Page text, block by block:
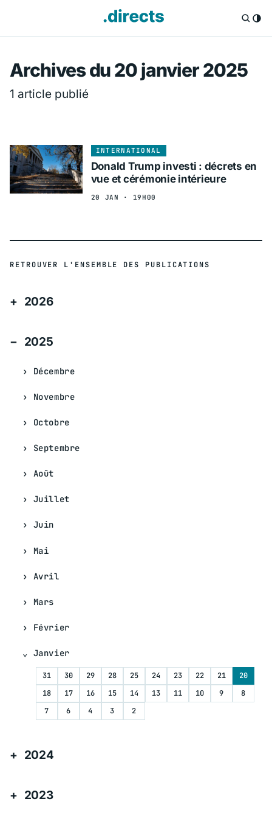
Directs.fr —
Archives du 20 janvier 2025
1 article publié
INTERNATIONAL
Donald Trump investi : décrets en
vue et cérémonie intérieure
20 JAN · 19H00
RETROUVER L'ENSEMBLE DES PUBLICATIONS
2026
2025
Décembre
Novembre
Octobre
Septembre
Août
Juillet
Juin
Mai
Avril
Mars
Février
Janvier
31 30 29 28 25 24 23 22 21
20
18
17 16 15 14 13 11 10 9
8
7
6 4 3 2
2024
2023